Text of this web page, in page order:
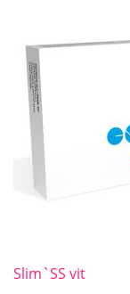
Slim`SS vit